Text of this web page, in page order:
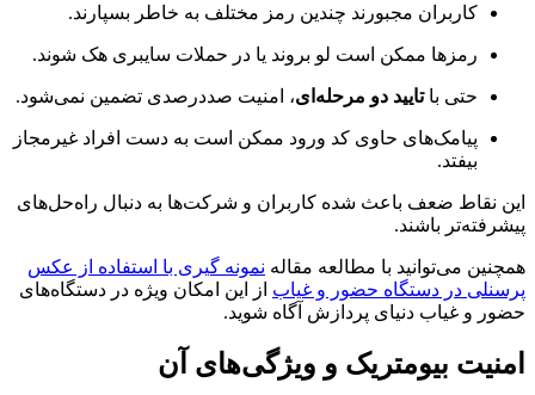
کاربران مجبورند چندین رمز مختلف به خاطر بسپارند.
رمزها ممکن است لو بروند یا در حملات سایبری هک شوند.
حتی باتایید دو مرحله‌ای، امنیت صددرصدی تضمین نمی‌شود.
پیامک‌های حاوی کد ورود ممکن است به دست افراد غیرمجاز
بیفتد.
این نقاط ضعف باعث شده کاربران و شرکت‌ها به دنبال راه‌حل‌های
پیشرفته‌تر باشند.
همچنین می‌توانید با مطالعه مقاله نمونه گیری با استفاده از عکس
پرسنلی در دستگاه حضور و غیاب از این امکان ویژه در دستگاه‌های
حضور و غیاب دنیای پردازش آگاه شوید.
امنیت بیومتریک و ویژگی‌های آن